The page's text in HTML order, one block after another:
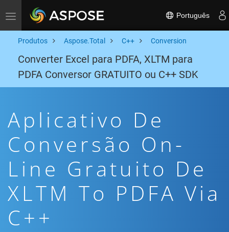
Toggle navigation Português
Produtos Aspose.Total C++ Conversion
Converter Excel para PDFA, XLTM para
PDFA Conversor GRATUITO ou C++ SDK
Aplicativo De
Conversão On-
Line Gratuito De
XLTM To PDFA Via
C++